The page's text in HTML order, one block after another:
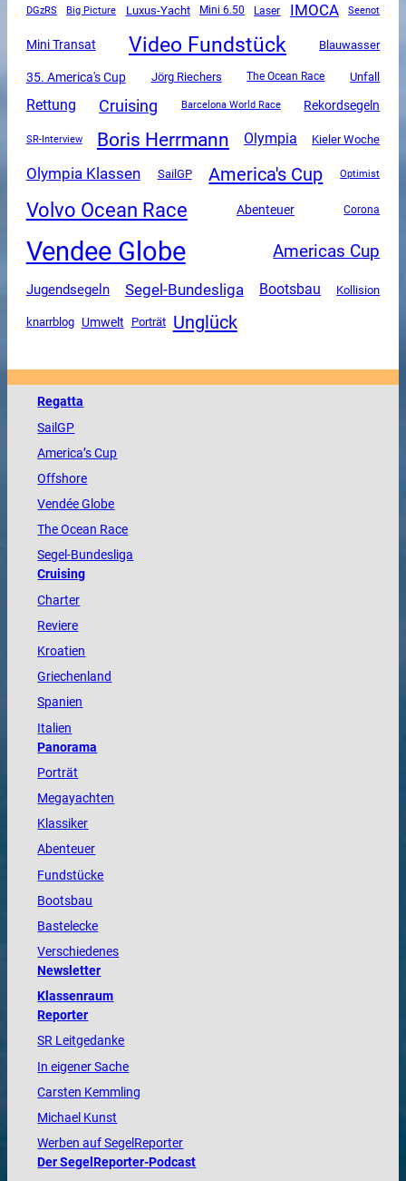
DGzRS Big Picture Luxus-Yacht Mini 6.50 Laser IMOCA Seenot
Mini Transat Video Fundstück Blauwasser
35. America's Cup Jörg Riechers The Ocean Race Unfall
Rettung Cruising Barcelona World Race Rekordsegeln
SR-Interview Boris Herrmann Olympia Kieler Woche
Olympia Klassen SailGP America's Cup Optimist
Volvo Ocean Race Abenteuer Corona
Vendee Globe Americas Cup
Jugendsegeln Segel-Bundesliga Bootsbau Kollision
knarrblog Umwelt Porträt Unglück
Regatta
SailGP
America’s Cup
Offshore
VendéeGlobe
TheOcean Race
Segel-Bundesliga
Cruising
Charter
Reviere
Kroatien
Griechenland
Spanien
Italien
Panorama
Porträt
Megayachten
Klassiker
Abenteuer
Fundstücke
Bootsbau
Bastelecke
Verschiedenes
Newsletter
Klassenraum
Reporter
SR Leitgedanke
In eigener Sache
Carsten Kemmling
Michael Kunst
Werben auf SegelReporter
Der SegelReporter-Podcast